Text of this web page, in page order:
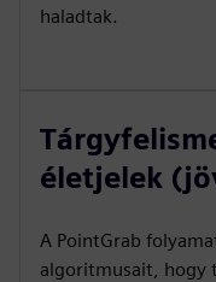
haladtak.
életjelek
A PointGrab
algoritmusait, hogy